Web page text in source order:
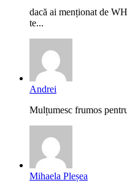
dacă ai menționat de
te...
Andrei
Mulțumesc frumos
Mihaela Pleșea